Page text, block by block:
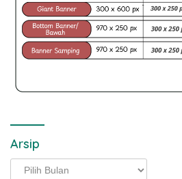
Arsip
Arsip